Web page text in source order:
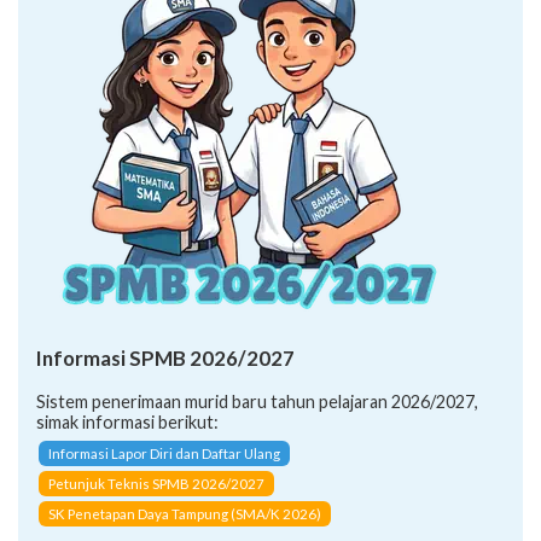
Informasi SPMB 2026/2027
Sistem penerimaan murid baru tahun pelajaran 2026/2027,
simak informasi berikut:
Informasi Lapor Diri dan Daftar Ulang
Petunjuk Teknis SPMB 2026/2027
SK Penetapan Daya Tampung (SMA/K 2026)